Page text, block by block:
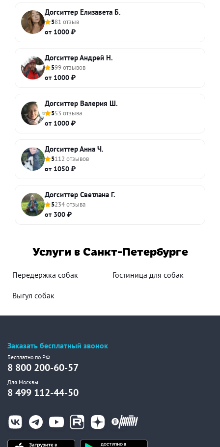
Догситтер Елизавета Б.
581 отзыв
от 1000 ₽
Догситтер Андрей Н.
599 отзывов
от 1000 ₽
Догситтер Валерия Ш.
553 отзыва
от 1000 ₽
Догситтер Анна Ч.
5112 отзывов
от 1050 ₽
Догситтер Светлана Г.
5234 отзыва
от 300 ₽
Услуги в Санкт-Петербурге
Передержка собак Гостиница для собак
Выгул собак
Заказать бесплатный звонок
Бесплатно по РФ
8 800 200-60-57
Для Москвы
8 499 112-44-50